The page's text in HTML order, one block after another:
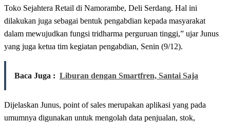
Toko Sejahtera Retail di Namorambe, Deli Serdang. Hal ini
dilakukan juga sebagai bentuk pengabdian kepada masyarakat
dalam mewujudkan fungsi tridharma perguruan tinggi,” ujar Junus
yang juga ketua tim kegiatan pengabdian, Senin (9/12).
Baca Juga : Liburan dengan Smartfren, Santai Saja
Dijelaskan Junus, point of sales merupakan aplikasi yang pada
umumnya digunakan untuk mengolah data penjualan, stok,